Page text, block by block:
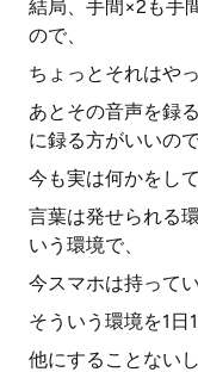
結局、手間×2も手
ので、
ちょっとそれはや
あとその音声を録
に録る方がいいので
今も実は何かをし
言葉は発せられる
いう環境で、
今スマホは持って
そういう環境を1日
他にすることない